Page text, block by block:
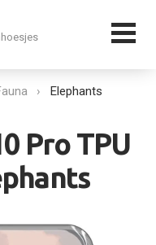
Elephants
Pro TPU